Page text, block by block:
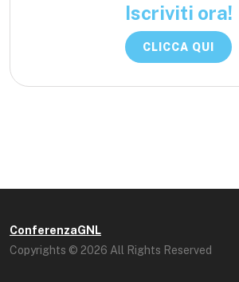
Iscriviti ora!
CLICCA QUI
ConferenzaGNL
Copyrights © 2026 All Rights Reserved